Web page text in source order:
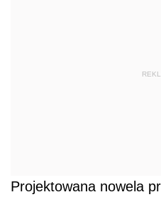
Projektowana nowela